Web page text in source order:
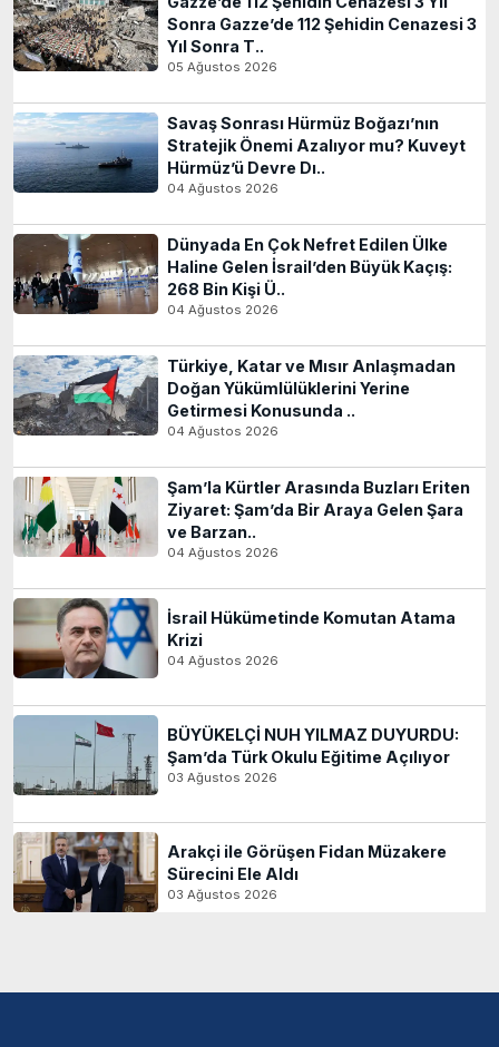
Sonra Gazze’de 112 Şehidin Cenazesi 3
Yıl Sonra T..
05 Ağustos 2026
Savaş Sonrası Hürmüz Boğazı’nın
Stratejik Önemi Azalıyor mu? Kuveyt
Hürmüz’ü Devre Dı..
04 Ağustos 2026
Dünyada En Çok Nefret Edilen Ülke
Haline Gelen İsrail’den Büyük Kaçış:
268 Bin Kişi Ü..
04 Ağustos 2026
Türkiye, Katar ve Mısır Anlaşmadan
Doğan Yükümlülüklerini Yerine
Getirmesi Konusunda ..
04 Ağustos 2026
Şam’la Kürtler Arasında Buzları Eriten
Ziyaret: Şam’da Bir Araya Gelen Şara
ve Barzan..
04 Ağustos 2026
İsrail Hükümetinde Komutan Atama
Krizi
04 Ağustos 2026
BÜYÜKELÇİ NUH YILMAZ DUYURDU:
Şam’da Türk Okulu Eğitime Açılıyor
03 Ağustos 2026
Arakçi ile Görüşen Fidan Müzakere
Sürecini Ele Aldı
03 Ağustos 2026